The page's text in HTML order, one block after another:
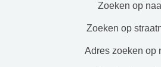
zoeken op
zoeken op
adres zoeken op